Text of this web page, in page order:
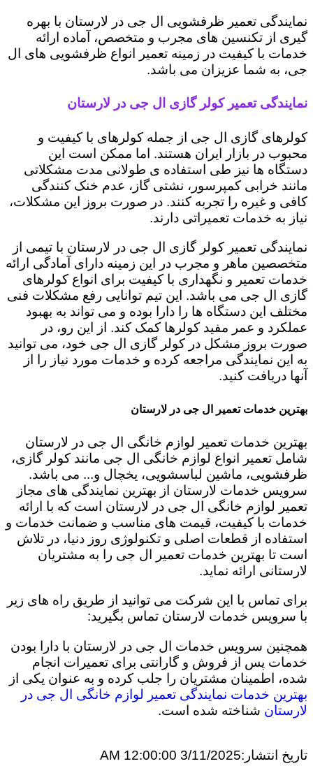
نمایندگی تعمیر ظرفشویی ال جی در لارستان با بهره
گیری از تکنسین های مجرب و متخصص، آماده ارائه
خدمات با کیفیت در زمینه تعمیر انواع ظرفشویی های ال
جی، به شما عزیزان می باشد.
نمایندگی تعمیر کولر گازی ال جی در لارستان
کولرهای گازی ال جی از جمله کولرهای با کیفیت و
محبوب در بازار ایران هستند. اما ممکن است این
دستگاه ها نیز طی استفاده ی طولانی مدت مشکلاتی
مانند خرابی کمپرسور، نشتی گاز، عدم خنک کنندگی
کافی و غیره را تجربه کنند. در صورت بروز این مشکلات،
نیاز به خدمات تعمیراتی دارند.
نمایندگی تعمیر کولر گازی ال جی در لارستان با تیمی از
متخصصین ماهر و مجرب در این زمینه دارای آمادگی ارائه
خدمات تعمیر و نگهداری با کیفیت برای انواع کولرهای
گازی ال جی می باشد. این تیم توانایی رفع مشکلات فنی
مختلف این دستگاه ها را دارا بوده و می تواند به بهبود
عملکرد و عمر مفید کولرها کمک کند. از این رو، در
صورت بروز مشکل در کولر گازی ال جی خود، می توانید
به این نمایندگی مراجعه کرده و خدمات مورد نیاز را از
آنها دریافت کنید.
بهترین خدمات تعمیر ال جی در لارستان
بهترین خدمات تعمیر لوازم خانگی ال جی در لارستان
شامل تعمیر انواع لوازم خانگی ال جی مانند کولر گازی،
ظرفشویی، ماشین لباسشویی، یخچال و... می باشد.
سرویس خدمات لارستان از بهترین نمایندگی های مجاز
تعمیر لوازم خانگی ال جی در لارستان است که با ارائه
خدمات با کیفیت، قیمت های مناسب و ضمانت خدمات و
استفاده از قطعات اصلی و تکنولوژی روز دنیا، در تلاش
است تا بهترین خدمات تعمیر ال جی را به مشتریان
لارستانی ارائه نماید.
برای تماس با این شرکت می توانید از طریق راه های زیر
با سرویس خدمات لارستان تماس بگیرید:
همچنین سرویس خدمات ال جی در لارستان با دارا بودن
خدمات پس از فروش و گارانتی برای تعمیرات انجام
شده، اطمینان مشتریان را جلب کرده و به عنوان یکی از
بهترین خدمات نمایندگی تعمیر لوازم خانگی ال جی در
لارستان شناخته شده است.
تاریخ انتشار:3/11/2025 12:00:00 AM